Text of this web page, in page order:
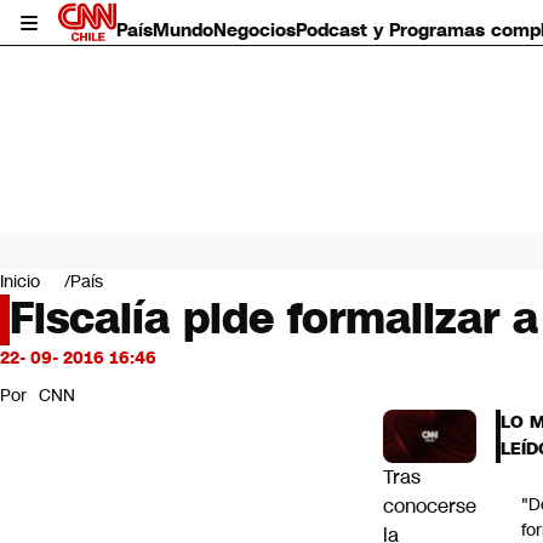
PaísMundoNegociosPodcast y Programas
Mundo
Negocios
Deportes
Programas completos
Servicios
Inicio País
Fiscalía pide formalizar
22- 09- 2016 16:46
Por CNN
Tras
conocerse
la
LO